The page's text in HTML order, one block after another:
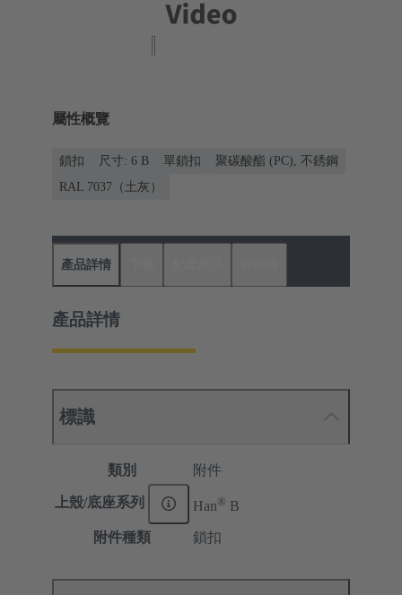
屬性概覽
鎖扣 尺寸: 6 B 單鎖扣
聚碳酸酯 (PC), 不銹鋼
RAL 7037（土灰）
產品詳情
產品詳情
標識
類別 附件
上殼/底座系列 Han® B
附件種類 鎖扣